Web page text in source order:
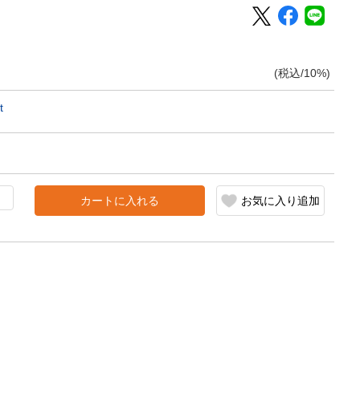
(税込/10%)
カートに入れる お気に入り追加